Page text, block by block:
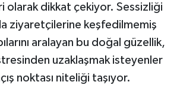
olarak dikkat çekiyor. Sessizliği
ziyaretçilerine keşfedilmemiş
aralayan bu doğal güzellik,
uzaklaşmak isteyenler
noktası niteliği taşıyor.